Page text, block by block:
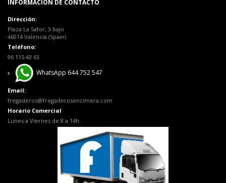
INFORMACIÓN DE CONTACTO
Dirección:
Plaza La Safor, 3 bajo
46014 Valencia (Spain)
Teléfono:
96 115 43 63
WhatsApp 644 752 547
Email:
fregaderos@fregaderosencimera.com
Horario Comercial
Lunes a Viernes de 8 a 14h.